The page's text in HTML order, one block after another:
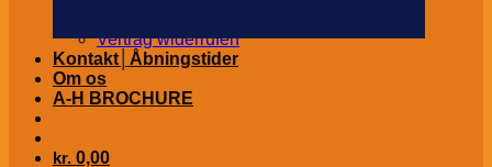
Vertrag widerrufen
Kontakt│Åbningstider
Om os
A-H BROCHURE
kr. 0,00